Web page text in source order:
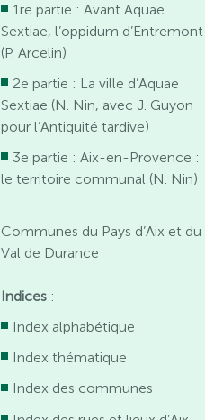
1re partie : Avant Aquae
Sextiae, l’oppidum d’Entremont
(P. Arcelin)
2e partie : La ville d’Aquae
Sextiae (N. Nin, avec J. Guyon
pour l’Antiquité tardive)
3e partie : Aix-en-Provence :
le territoire communal (N. Nin)
Communes du Pays d’Aix et du
Val de Durance
Indices :
Index alphabétique
Index thématique
Index des communes